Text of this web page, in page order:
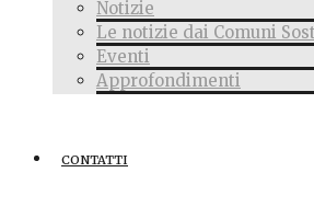
Notizie
Le notizie dai Comuni
Eventi
Approfondimenti
CONTATTI